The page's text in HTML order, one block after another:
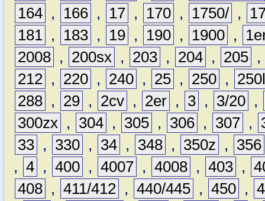
164 , 166 , 17 , 170 , 1750/ ,
181 , 183 , 19 , 190 , 1900 ,
2008 , 200sx , 203 , 204 , 205 ,
212 , 220 , 240 , 25 , 250 ,
288 , 29 , 2cv , 2er , 3 , 3/20 ,
300zx , 304 , 305 , 306 , 307 ,
33 , 330 , 34 , 348 , 350z ,
356
, 4 , 400 , 4007 , 4008 , 403 ,
408 , 411/412 , 440/445 , 450 ,